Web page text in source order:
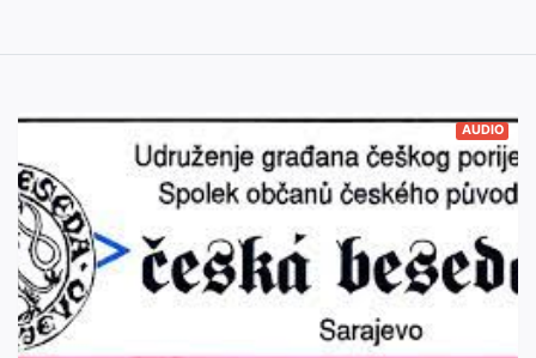
AUDIO